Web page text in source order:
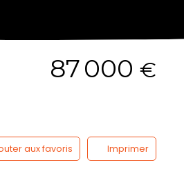
87 000 €
aux favoris Imprimer